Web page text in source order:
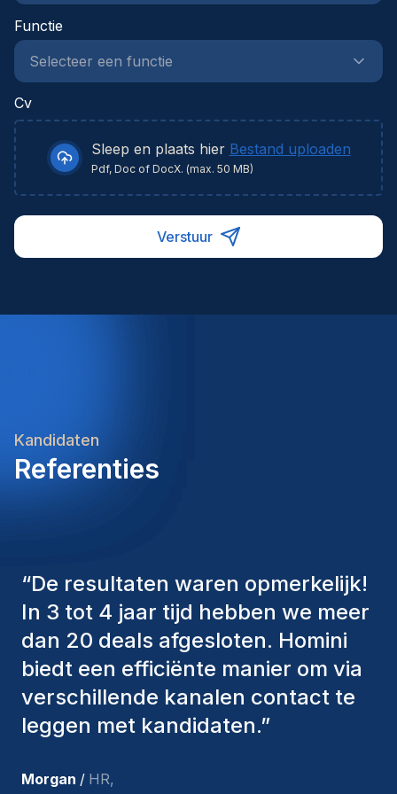
Functie
Cv
Sleep en plaats hier Bestand uploaden
Pdf, Doc of DocX. (max. 50 MB)
Verstuur
Kandidaten
Referenties
“De consultants van Homini
hebben altijd verschillende
factoren in overweging genomen
om ons de juiste kandidaten aan te
bieden. De mensen die we hebben
aangenomen, zijn nog steeds bij
tevreden met de recente